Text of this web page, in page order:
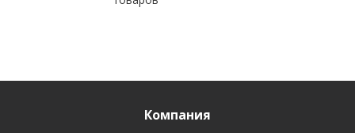
Компания